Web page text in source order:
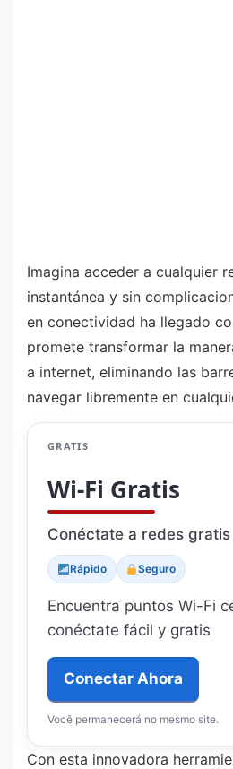
Imagina acceder a cualquier
instantánea y sin
en conectividad ha llegado
promete transformar la
a internet, eliminando las
navegar libremente en
GRATIS
Wi-Fi Gratis
Conéctate a redes
Rápido Seguro
Encuentra puntos Wi-Fi
conéctate fácil y gratis
Conectar Ahora
Você permanecerá no mesmo site.
Con esta innovadora